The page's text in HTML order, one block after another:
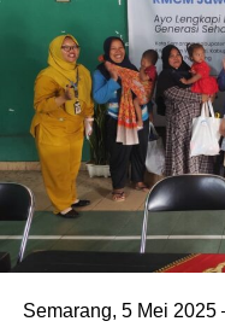
Semarang, 5 Mei 2025